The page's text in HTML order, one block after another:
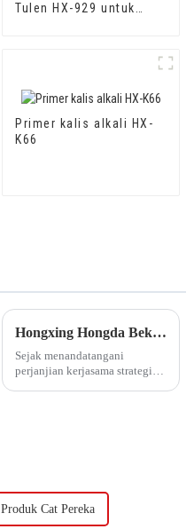
Tulen HX-929 untuk
Primer kalis alkali HX-
K66
Hongxing Hongda Bekerjasama dengan Keshun Waterproof Technology Co., Ltd untuk Membawa Masa Depan Baru Industri
Sejak menandatangani
perjanjian kerjasama strategik
Produk Cat Pereka